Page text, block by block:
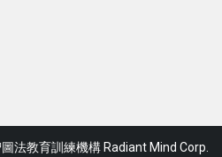
法教育訓練機構 Radiant Mind Corp.